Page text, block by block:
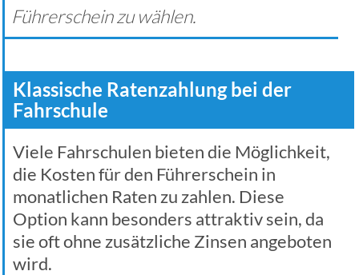
Führerschein zu wählen.
Klassische Ratenzahlung bei der
Fahrschule
Viele Fahrschulen bieten die Möglichkeit,
die Kosten für den Führerschein in
monatlichen Raten zu zahlen. Diese
Option kann besonders attraktiv sein, da
sie oft ohne zusätzliche Zinsen angeboten
wird.